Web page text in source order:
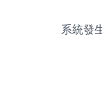
系統發